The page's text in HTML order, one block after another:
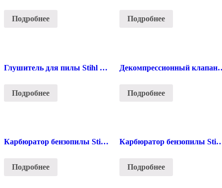
Подробнее Подробнее
Глушитель для пилы Stihl 440
Подробнее Подробнее
Карбюратор бензопилы Stihl M 070
Подробнее
Карбюратор
Подробнее